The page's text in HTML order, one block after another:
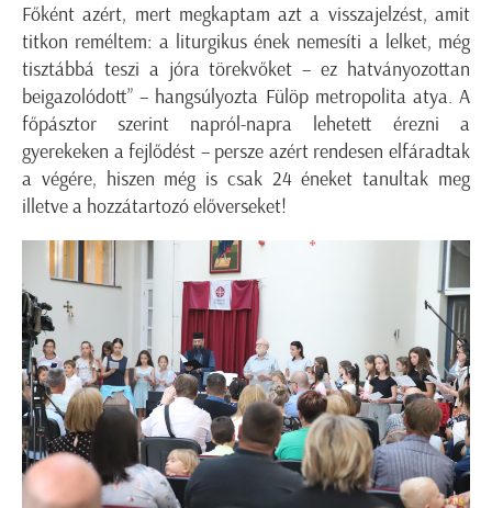
Főként azért, mert megkaptam azt a visszajelzést, amit
titkon reméltem: a liturgikus ének nemesíti a lelket, még
tisztábbá teszi a jóra törekvőket – ez hatványozottan
beigazolódott” – hangsúlyozta Fülöp metropolita atya. A
főpásztor szerint napról-napra lehetett érezni a
gyerekeken a fejlődést – persze azért rendesen elfáradtak
a végére, hiszen még is csak 24 éneket tanultak meg
illetve a hozzátartozó előverseket!